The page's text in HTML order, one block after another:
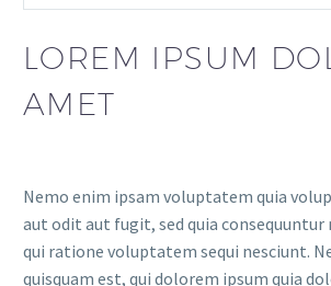
LOREM IPSUM
AMET
Nemo enim ipsam voluptatem quia
aut odit aut fugit, sed quia consequuntur
qui ratione voluptatem sequi nesciunt.
quisquam est, qui dolorem ipsum quia